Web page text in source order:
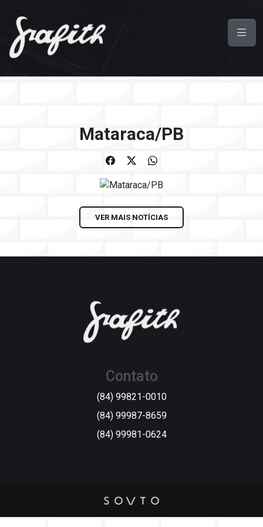
Mataraca/PB
VER MAIS NOTÍCIAS
Contato
(84) 99821-0010
(84) 99987-8659
(84) 99981-0624